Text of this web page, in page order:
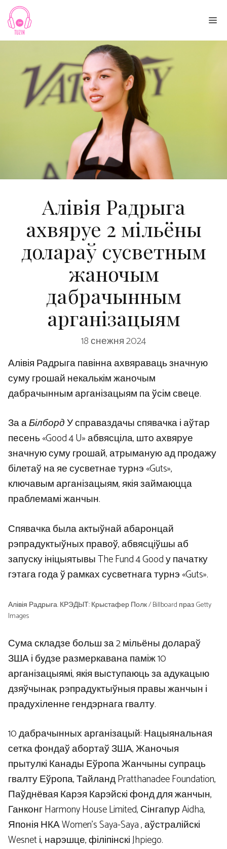
Skip
content
Алівія Радрыга
ахвяруе 2 мільёны
долараў сусветным
жаночым
дабрачынным
арганізацыям
18 снежня 2024
Алівія Радрыга павінна ахвяраваць значную
суму грошай некалькім жаночым
дабрачынным арганізацыям па ўсім свеце.
За аБілбордУ справаздачы спявачка і аўтар
песень «Good 4 U» абвясціла, што ахвяруе
значную суму грошай, атрыманую ад продажу
білетаў на яе сусветнае турнэ «Guts»,
ключавым арганізацыям, якія займаюцца
праблемамі жанчын.
Спявачка была актыўнай абаронцай
рэпрадуктыўных правоў, абвясціўшы аб
запуску ініцыятывы The Fund 4 Good у пачатку
гэтага года ў рамках сусветнага турнэ «Guts».
Алівія Радрыга. КРЭДЫТ: Крыстафер Полк / Billboard праз Getty
Images
Сума складзе больш за 2 мільёны долараў
ЗША і будзе размеркавана паміж 10
арганізацыямі, якія выступаюць за адукацыю
дзяўчынак, рэпрадуктыўныя правы жанчын і
прадухіленне гендэрнага гвалту.
10 дабрачынных арганізацый: Нацыянальная
сетка фондаў абортаў ЗША, Жаночыя
прытулкі Канады Еўропа Жанчыны супраць
гвалту Еўропа, Тайланд Pratthanadee Foundation,
Паўднёвая Карэя Карэйскі фонд для жанчын,
Ганконг Harmony House Limited, Сінгапур Aidha,
Японія НКА Women’s Saya-Saya , аўстралійскі
Wesnet і, нарэшце, філіпінскі Jhpiego.